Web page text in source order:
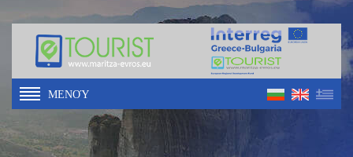
ΜΕΝΟΎ